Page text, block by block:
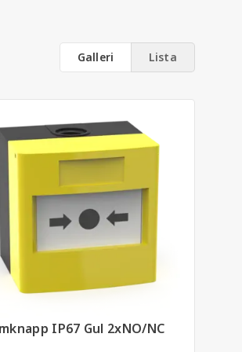
lång livslängd och
De passar i allt
Galleri Lista
IP67 Gul 2xNO/NC